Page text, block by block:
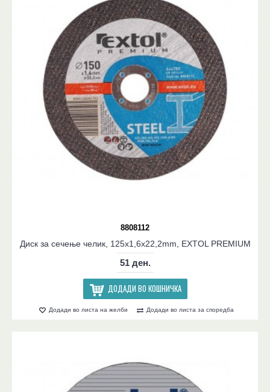
8808112
Диск за сечење челик, 125x1,6x22,2mm, EXTOL PREMIUM
51 ден.
ДОДАДИ ВО КОШНИЧКА
Додади во листа на желби Додади во листа за споредба